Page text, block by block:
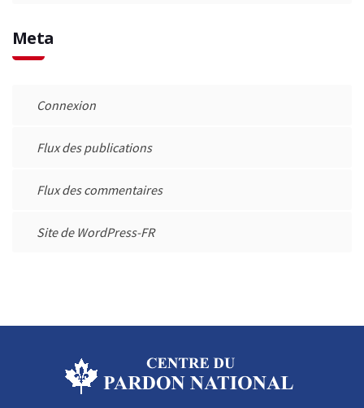
Meta
Connexion
Flux des publications
Flux des commentaires
Site de WordPress-FR